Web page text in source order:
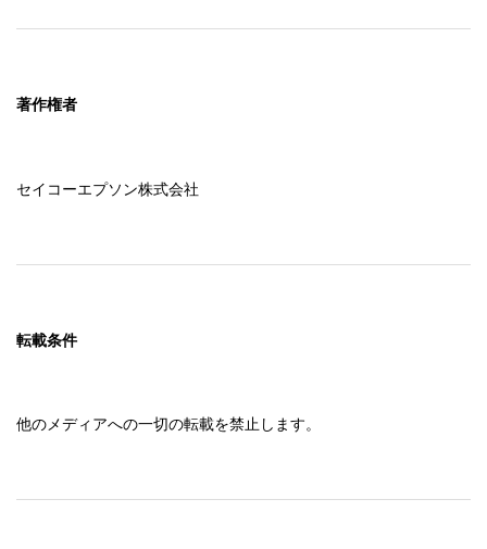
著作権者
セイコーエプソン株式会社
転載条件
他のメディアへの一切の転載を禁止します。